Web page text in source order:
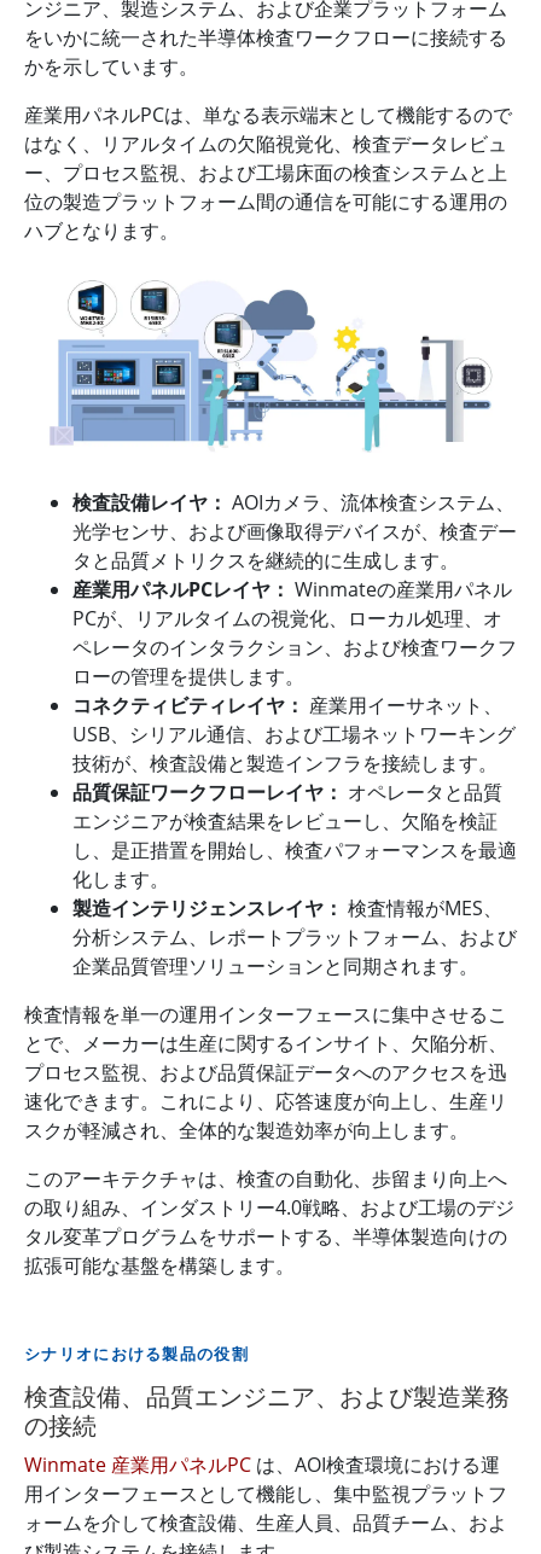
ンジニア、製造システム、および企業プラットフォーム
をいかに統一された半導体検査ワークフローに接続する
かを示しています。
産業用パネルPCは、単なる表示端末として機能するので
はなく、リアルタイムの欠陥視覚化、検査データレビュ
ー、プロセス監視、および工場床面の検査システムと上
位の製造プラットフォーム間の通信を可能にする運用の
ハブとなります。
検査設備レイヤ： AOIカメラ、流体検査システム、
光学センサ、および画像取得デバイスが、検査デー
タと品質メトリクスを継続的に生成します。
産業用パネルPCレイヤ： Winmateの産業用パネル
PCが、リアルタイムの視覚化、ローカル処理、オ
ペレータのインタラクション、および検査ワークフ
ローの管理を提供します。
コネクティビティレイヤ： 産業用イーサネット、
USB、シリアル通信、および工場ネットワーキング
技術が、検査設備と製造インフラを接続します。
品質保証ワークフローレイヤ： オペレータと品質
エンジニアが検査結果をレビューし、欠陥を検証
し、是正措置を開始し、検査パフォーマンスを最適
化します。
製造インテリジェンスレイヤ： 検査情報がMES、
分析システム、レポートプラットフォーム、および
企業品質管理ソリューションと同期されます。
検査情報を単一の運用インターフェースに集中させるこ
とで、メーカーは生産に関するインサイト、欠陥分析、
プロセス監視、および品質保証データへのアクセスを迅
速化できます。これにより、応答速度が向上し、生産リ
スクが軽減され、全体的な製造効率が向上します。
このアーキテクチャは、検査の自動化、歩留まり向上へ
の取り組み、インダストリー4.0戦略、および工場のデジ
タル変革プログラムをサポートする、半導体製造向けの
拡張可能な基盤を構築します。
シナリオにおける製品の役割
検査設備、品質エンジニア、および製造業務
の接続
Winmate 産業用パネルPC は、AOI検査環境における運
用インターフェースとして機能し、集中監視プラットフ
ォームを介して検査設備、生産人員、品質チーム、およ